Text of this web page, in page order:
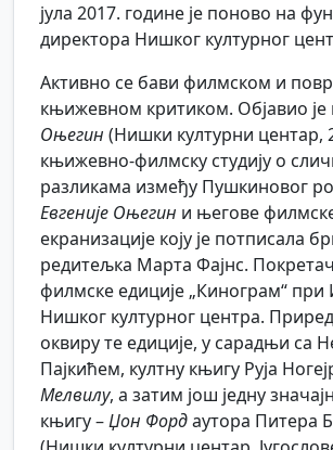
јула 2017. године је поново на
директора Нишког културног
Активно се бави филмском и
књижевном критиком. Објавио је
Оњегин (Нишки културни центар,
књижевно-филмску студију о
разликама између Пушкиновог
Евгеније Оњегин и његове
екранизације коју је потписала
редитељка Марта Фајнс.
филмске едиције „Кинограм“ при
Нишког културног центра.
оквиру те едиције, у сарадњи са
Пајкићем, култну књигу Руја
Мелвилу, а затим још једну
књигу –Џон Фордаутора Питера